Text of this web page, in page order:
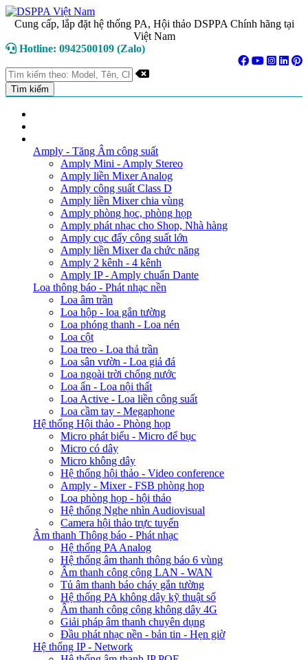
Cung cấp, lắp đặt hệ thống PA, Hội thảo DSPPA Chính hãng tại
Việt Nam
Hotline: 0942500109 (Zalo)
Amply - Tăng Âm công suất
Amply Mini - Amply Stereo
Amply liền Mixer Analog
Amply công suất Class D
Amply liền Mixer chia vùng
Amply phòng học, phòng họp
Amply phát nhạc cho Shop, Nhà hàng
Amply cục đẩy công suất lớn
Amply liền Mixer đa chức năng
Amply 2 kênh - 4 kênh
Amply IP - Amply chuẩn Dante
Loa thông báo - Phát nhạc nền
Loa âm trần
Loa hộp - loa gắn tường
Loa phóng thanh - Loa nén
Loa cột
Loa treo - Loa thả trần
Loa sân vườn - Loa giả đá
Loa ngoài trời chống nước
Loa ẩn - Loa nội thất
Loa Active - Loa liền công suất
Loa cầm tay - Megaphone
Hệ thống Hội thảo - Phòng họp
Micro phát biểu - Micro để bục
Micro có dây
Micro không dây
Hệ thống hội thảo - Video conference
Amply - Mixer - FSB phòng họp
Loa phòng họp - hội thảo
Hệ thống Nghe nhìn Audiovisual
Camera hội thảo trực tuyến
Âm thanh Thông báo - Phát nhạc
Hệ thống PA Analog
Hệ thống âm thanh thông báo 6 vùng
Âm thanh công cộng LAN - WAN
Tủ âm thanh báo cháy gắn tường
Hệ thống PA không dây kỹ thuật số
Âm thanh công cộng không dây 4G
Giải pháp âm thanh chuyên dụng
Đầu phát nhạc nền - bản tin - Hẹn giờ
Hệ thống IP - Network